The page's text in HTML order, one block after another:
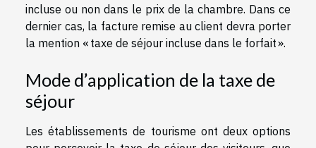
incluse ou non dans le prix de la chambre. Dans ce
dernier cas, la facture remise au client devra porter
la mention « taxe de séjour incluse dans le forfait ».
Mode d’application de la taxe de
séjour
Les établissements de tourisme ont deux options